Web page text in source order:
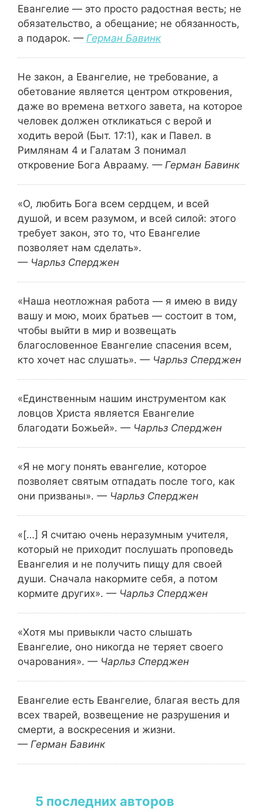
Евангелие — это просто радостная весть; не
обязательство, а обещание; не обязанность,
а подарок. — Герман Бавинк
Не закон, а Евангелие, не требование, а
обетование является центром откровения,
даже во времена ветхого завета, на которое
человек должен откликаться с верой и
ходить верой (Быт. 17:1), как и Павел. в
Римлянам 4 и Галатам 3 понимал
откровение Бога Аврааму. — Герман Бавинк
«О, любить Бога всем сердцем, и всей
душой, и всем разумом, и всей силой: этого
требует закон, это то, что Евангелие
позволяет нам сделать».
— Чарльз Сперджен
«Наша неотложная работа — я имею в виду
вашу и мою, моих братьев — состоит в том,
чтобы выйти в мир и возвещать
благословенное Евангелие спасения всем,
кто хочет нас слушать». — Чарльз Сперджен
«Единственным нашим инструментом как
ловцов Христа является Евангелие
благодати Божьей». — Чарльз Сперджен
«Я не могу понять евангелие, которое
позволяет святым отпадать после того, как
они призваны». — Чарльз Сперджен
«[…] Я считаю очень неразумным учителя,
который не приходит послушать проповедь
Евангелия и не получить пищу для своей
души. Сначала накормите себя, а потом
кормите других». — Чарльз Сперджен
«Хотя мы привыкли часто слышать
Евангелие, оно никогда не теряет своего
очарования». — Чарльз Сперджен
Евангелие есть Евангелие, благая весть для
всех тварей, возвещение не разрушения и
смерти, а воскресения и жизни.
— Герман Бавинк
5 последних авторов